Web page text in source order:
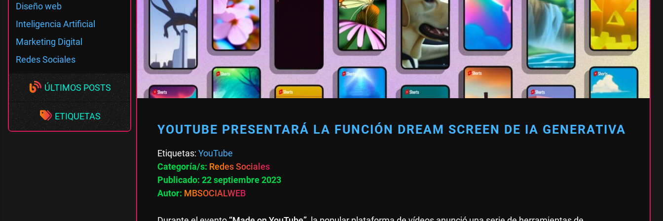
YOUTUBE PRESENTARÁ LA FUNCIÓN DREAM SCREEN DE IA GENERATIVA
Etiquetas:YouTube
Categoría/s: Redes Sociales
Publicado: 22 septiembre 2023
Autor: MBSOCIALWEB
Diseño web
Inteligencia Artificial
Marketing Digital
Redes Sociales
ÚLTIMOS POSTS
ETIQUETAS